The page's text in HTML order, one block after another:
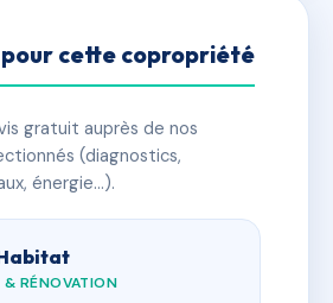
pour cette copropriété
gratuit auprès de nos
(diagnostics,
énergie…).
& RÉNOVATION